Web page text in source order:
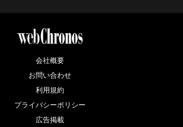
会社概要
お問い合わせ
利用規約
プライバシーポリシー
広告掲載